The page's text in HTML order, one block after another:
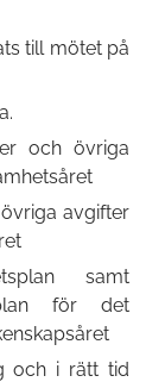
till mötet på
och övriga
avgifter
samt
för det
och i rätt tid